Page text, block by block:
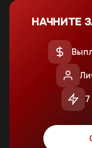
НАЧНИТЕ